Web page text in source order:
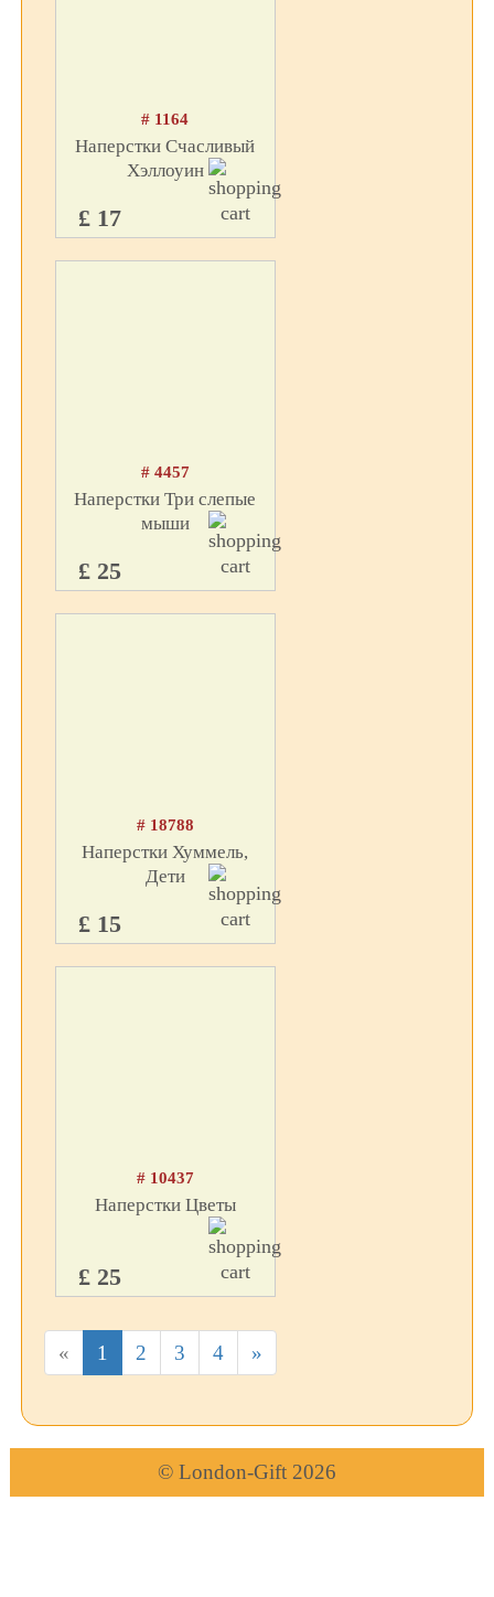
# 1164
Наперстки Счасливый
Хэллоуин
£ 17
# 4457
Наперстки Три слепые
мыши
£ 25
# 18788
Наперстки Хуммель,
Дети
£ 15
# 10437
Наперстки Цветы
£ 25
« 1 2 3 4 »
© London-Gift 2026